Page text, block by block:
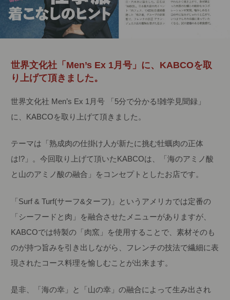
世界文化社「Men’s Ex 1月号」に、KABCOを取
り上げて頂きました。
世界文化社 Men’s Ex 1月号 「5分で分かる!雑学見聞録」
に、KABCOを取り上げて頂きました。
テーマは「熟成肉の仕掛け人が新たに挑む牡蠣肉の正体
は!?」。今回取り上げて頂いたKABCOは、「海のアミノ酸
と山のアミノ酸の融合」をコンセプトとしたお店です。
「Surf & Turf(サーフ&ターフ)」というアメリカでは定番の
「シーフードと肉」を融合させたメニューがありますが、
KABCOでは特製の「肉窯」を使用することで、素材そのも
のが持つ旨みを引き出しながら、フレンチの技法で繊細に表
現されたコース料理を愉しむことが出来ます。
是非、「海の幸」と「山の幸」の融合によって生み出され